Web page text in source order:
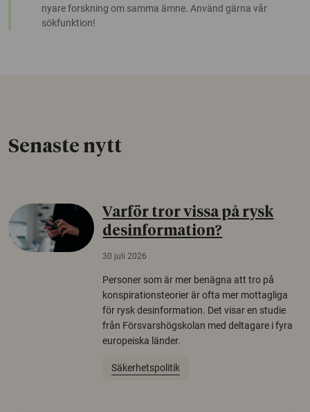
nyare forskning om samma ämne. Använd gärna vår
sökfunktion!
Senaste nytt
Varför tror vissa på rysk
desinformation?
30 juli 2026
Personer som är mer benägna att tro på
konspirationsteorier är ofta mer mottagliga
för rysk desinformation. Det visar en studie
från Försvarshögskolan med deltagare i fyra
europeiska länder.
Säkerhetspolitik